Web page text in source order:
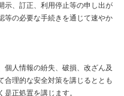
示、訂正、利用停止等の申し出が
等の必要な手続きを通じて速やか
個人情報の紛失、破損、改ざん及
合理的な安全対策を講じるととも
正処置を講じます。